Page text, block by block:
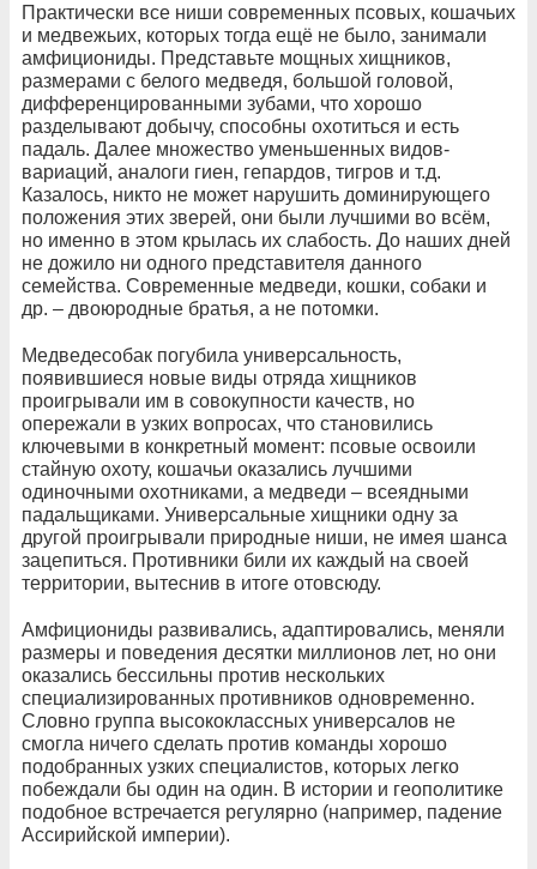
Практически все ниши современных псовых, кошачьих
и медвежьих, которых тогда ещё не было, занимали
амфициониды. Представьте мощных хищников,
размерами с белого медведя, большой головой,
дифференцированными зубами, что хорошо
разделывают добычу, способны охотиться и есть
падаль. Далее множество уменьшенных видов-
вариаций, аналоги гиен, гепардов, тигров и т.д.
Казалось, никто не может нарушить доминирующего
положения этих зверей, они были лучшими во всём,
но именно в этом крылась их слабость. До наших дней
не дожило ни одного представителя данного
семейства. Современные медведи, кошки, собаки и
др. – двоюродные братья, а не потомки.
Медведесобак погубила универсальность,
появившиеся новые виды отряда хищников
проигрывали им в совокупности качеств, но
опережали в узких вопросах, что становились
ключевыми в конкретный момент: псовые освоили
стайную охоту, кошачьи оказались лучшими
одиночными охотниками, а медведи – всеядными
падальщиками. Универсальные хищники одну за
другой проигрывали природные ниши, не имея шанса
зацепиться. Противники били их каждый на своей
территории, вытеснив в итоге отовсюду.
Амфициониды развивались, адаптировались, меняли
размеры и поведения десятки миллионов лет, но они
оказались бессильны против нескольких
специализированных противников одновременно.
Словно группа высококлассных универсалов не
смогла ничего сделать против команды хорошо
подобранных узких специалистов, которых легко
побеждали бы один на один. В истории и геополитике
подобное встречается регулярно (например, падение
Ассирийской империи).